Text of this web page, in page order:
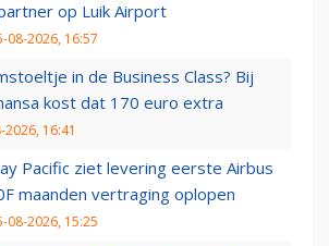
op Luik Airport
08-2026, 16:57
in de Business Class? Bij
kost dat 170 euro extra
2026, 16:41
Pacific ziet levering eerste Airbus
maanden vertraging oplopen
08-2026, 15:25